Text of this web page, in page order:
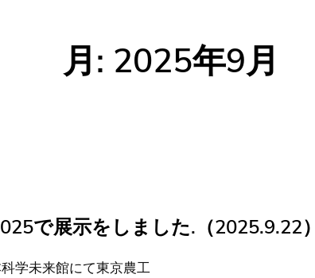
月: 2025年9月
で展示をしました.（2025.9.22）
学未来館にて東京農工